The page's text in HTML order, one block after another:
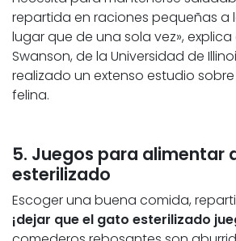
repartida en raciones pequeñas a
lugar que de una sola vez», explica
Swanson, de la Universidad de
realizado un extenso estudio
felina.
5. Juegos para alimentar
esterilizado
Escoger una buena comida,
¡dejar que el gato esterilizado